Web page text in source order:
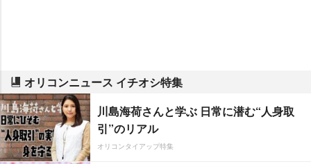
オリコンニュース イチオシ特集
川島海荷さんと学ぶ 日常に潜む“人身取
引”のリアル
オリコンタイアップ特集